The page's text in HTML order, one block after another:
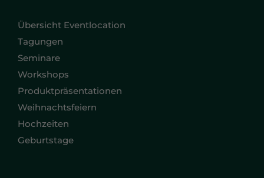
Übersicht Eventlocation
Tagungen
Seminare
Workshops
Produktpräsentationen
Weihnachtsfeiern
Hochzeiten
Geburtstage